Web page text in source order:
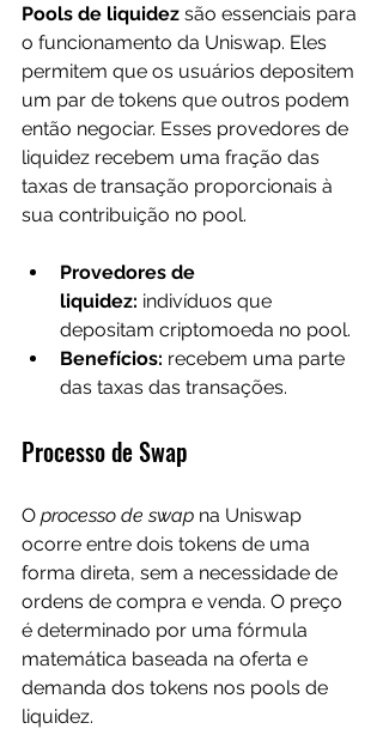
Pools de liquidez são essenciais para
o funcionamento da Uniswap. Eles
permitem que os usuários depositem
um par de tokens que outros podem
então negociar. Esses provedores de
liquidez recebem uma fração das
taxas de transação proporcionais à
sua contribuição no pool.
Provedores de
liquidez: indivíduos que
depositam criptomoeda no pool.
Benefícios: recebem uma parte
das taxas das transações.
Processo de Swap
O processo de swap na Uniswap
ocorre entre dois tokens de uma
forma direta, sem a necessidade de
ordens de compra e venda. O preço
é determinado por uma fórmula
matemática baseada na oferta e
demanda dos tokens nos pools de
liquidez.